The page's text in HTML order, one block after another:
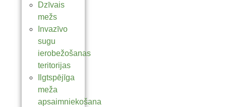
Dzīvais
mežs
Invazīvo
sugu
ierobežošanas
teritorijas
Ilgtspējīga
meža
apsaimniekošana